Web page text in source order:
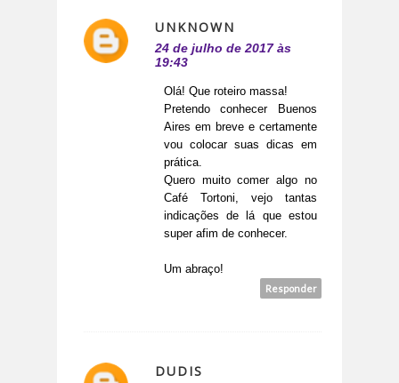
UNKNOWN
24 de julho de 2017 às
19:43
Olá! Que roteiro massa!
Pretendo conhecer Buenos
Aires em breve e certamente
vou colocar suas dicas em
prática.
Quero muito comer algo no
Café Tortoni, vejo tantas
indicações de lá que estou
super afim de conhecer.
Um abraço!
Responder
DUDIS